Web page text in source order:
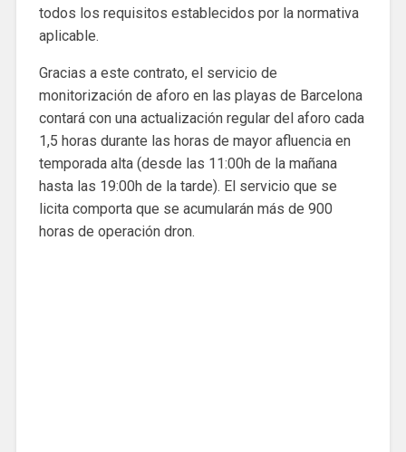
todos los requisitos establecidos por la normativa
aplicable.
Gracias a este contrato, el servicio de
monitorización de aforo en las playas de Barcelona
contará con una actualización regular del aforo cada
1,5 horas durante las horas de mayor afluencia en
temporada alta (desde las 11:00h de la mañana
hasta las 19:00h de la tarde). El servicio que se
licita comporta que se acumularán más de 900
horas de operación dron.